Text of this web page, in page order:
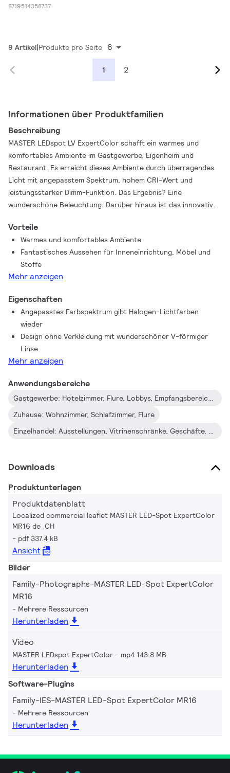
8719514358737
9 Artikel Produkte pro Seite 8
1 2
Informationen über Produktfamilien
Beschreibung
MASTER LEDspot LV ExpertColor schafft ein warmes und
komfortables Ambiente im Gastgewerbe, Eigenheim und
Restaurant. Es erreicht dieses Ambiente durch überragendes
Licht mit angepasstem Spektrum, hohem CRI-Wert und
leistungsstarker Dimm-Funktion. Das Ergebnis? Eine
wunderschöne Beleuchtung. Darüber hinaus ist das innovative
Aussehen für nahezu jede Inneneinrichtung geeignet. Sie
können außerdem die gesamte ExpertColor-Familie nutzen, die
auch Lampen der Serien LEDspot MV und LEDspot Par
einschließt.
Vorteile
Warmes und komfortables Ambiente
Fantastisches Aussehen für Inneneinrichtung, Möbel und
Stoffe
Mehr anzeigen
Eigenschaften
Angepasstes Farbspektrum gibt Halogen-Lichtfarben
wieder
Design ohne Verkleidung mit wunderschöner V-förmiger
Linse
Mehr anzeigen
Anwendungsbereiche
Gastgewerbe: Hotelzimmer, Flure, Lobbys, Empfangsbereiche, Restaurants, Bars, Cafés
Zuhause: Wohnzimmer, Schlafzimmer, Flure
Einzelhandel: Ausstellungen, Vitrinenschränke, Geschäfte, Umkleideräume
Downloads
Produktunterlagen
Produktdatenblatt
Localized commercial leaflet MASTER LED-Spot ExpertColor
MR16 de_CH
pdf 337.4 kB
Ansicht
Bilder
Family-Photographs-MASTER LED-Spot ExpertColor
MR16
Mehrere Ressourcen
Herunterladen
Video
MASTER LEDspot ExpertColor mp4 143.8 MB
Herunterladen
Software-Plugins
Family-IES-MASTER LED-Spot ExpertColor MR16
Mehrere Ressourcen
Herunterladen